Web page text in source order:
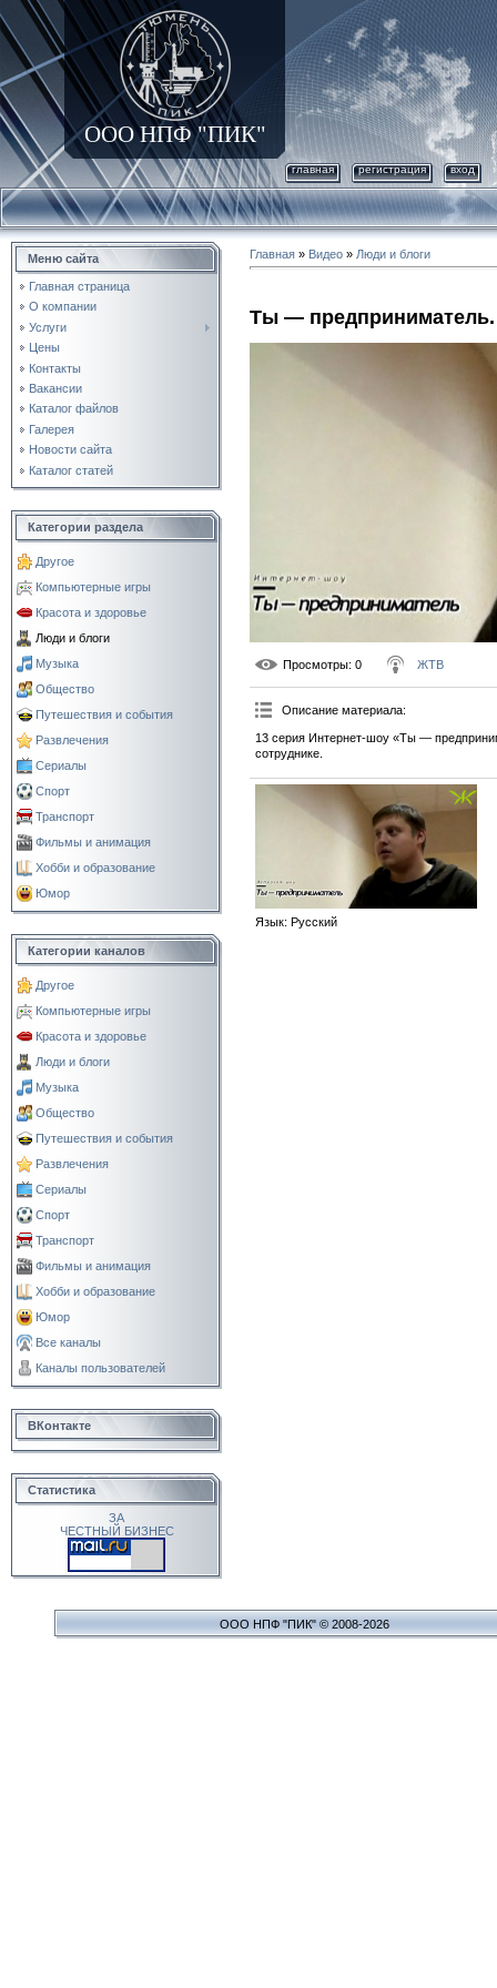
ООО НПФ "ПИК"
главная регистрация вход
Меню сайта
Главная страница
О компании
Услуги
Цены
Контакты
Вакансии
Каталог файлов
Галерея
Новости сайта
Каталог статей
Категории раздела
Другое
Компьютерные игры
Красота и здоровье
Люди и блоги
Музыка
Общество
Путешествия и события
Развлечения
Сериалы
Спорт
Транспорт
Фильмы и анимация
Хобби и образование
Юмор
Категории каналов
Другое
Компьютерные игры
Красота и здоровье
Люди и блоги
Музыка
Общество
Путешествия и события
Развлечения
Сериалы
Спорт
Транспорт
Фильмы и анимация
Хобби и образование
Юмор
Все каналы
Каналы пользователей
ВКонтакте
Статистика
ЗА
ЧЕСТНЫЙ БИЗНЕС
Главная » Видео » Люди и блоги
Ты — предприниматель.
Просмотры: 0 ЖТВ
Описание материала:
13 серия Интернет-шоу «Ты —
сотруднике.
Язык: Русский
ООО НПФ "ПИК" © 2008-2026